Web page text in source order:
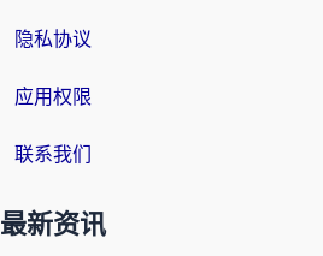
隐私协议
应用权限
联系我们
最新资讯